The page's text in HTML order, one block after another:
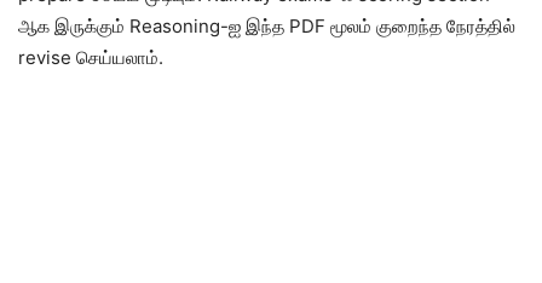
ஆக இருக்கும் Reasoning-ஐ இந்த PDF மூலம் குறைந்த நேரத்தில்
revise செய்யலாம்.